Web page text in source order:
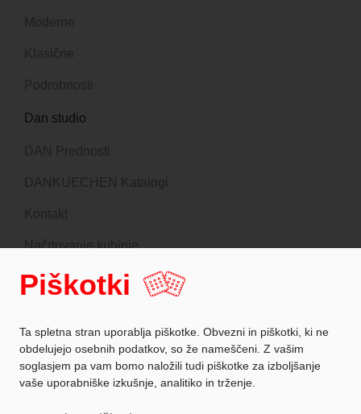
Moderne
Klasične
Podrobnosti
Dan studio
DAN Prednosti
DANKUECHEN Katalogi
Kontakt
Načrtovanje kuhinje
Sledite nam
Zaščita podatkov
Piškotki
Ta spletna stran uporablja piškotke. Obvezni in piškotki, ki ne
obdelujejo osebnih podatkov, so že nameščeni. Z vašim
soglasjem pa vam bomo naložili tudi piškotke za izboljšanje
vaše uporabniške izkušnje, analitiko in trženje.